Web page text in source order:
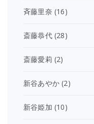
斉藤里奈 (16)
斎藤恭代(28)
斎藤愛莉 (2)
新谷あやか (2)
新谷姫加 (10)